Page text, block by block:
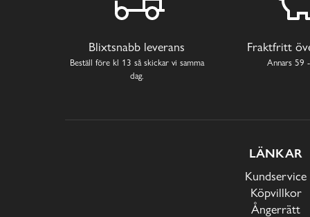
Blixtsnabb leverans
Beställ före kl 13 så skickar vi samma
dag.
Fraktfritt
Annars 59
LÄNKAR
Kundservice
Köpvillkor
Ångerrätt